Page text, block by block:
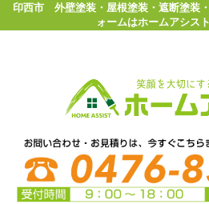
印西市 外壁塗装・屋根塗装・遮断塗装
ォームはホームアシス